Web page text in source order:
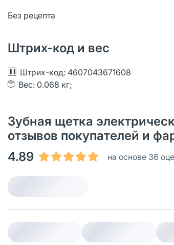
Без рецепта
Штрих-код и вес
Штрих-код: 4607043671608
Вес: 0.068 кг;
Зубная щетка
отзывов покупателей и
4.89
на основе 36